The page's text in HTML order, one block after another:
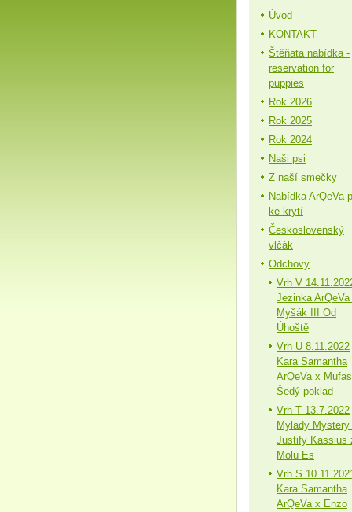
Úvod
KONTAKT
Štěňata nabídka -
reservation for
puppies
Rok 2026
Rok 2025
Rok 2024
Naši psi
Z naší smečky
Nabídka ArQeVa
ke krytí
Československý
vlčák
Odchovy
Vrh V
Jezinka ArQeVa
Myšák III Od
Úhoště
Vrh U 8.11.2022
Kara Samantha
ArQeVa x
Šedý poklad
Vrh T 13.7.2022
Mylady Mystery
Justify Kassius
Molu Es
Vrh S
Kara Samantha
ArQeVa x Enzo